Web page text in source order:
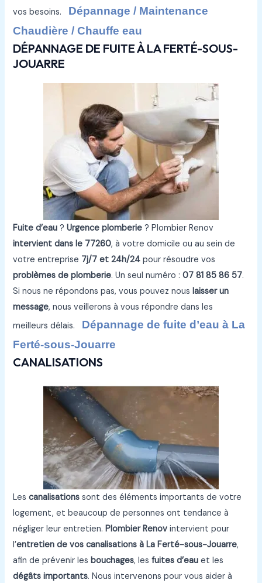
vos besoins. Dépannage / Maintenance
Chaudière / Chauffe eau
DÉPANNAGE DE FUITE À LA FERTÉ-SOUS-
JOUARRE
Fuite d’eau ?Urgence plomberie ? Plombier Renov
intervient dans le 77260, à votre domicile ou au sein de
votre entreprise 7j/7 et 24h/24 pour résoudre vos
problèmes de plomberie. Un seul numéro :07 81 85 86 57.
Si nous ne répondons pas, vous pouvez nous laisser un
message, nous veillerons à vous répondre dans les
meilleurs délais. Dépannage de fuite d’eau à La
Ferté-sous-Jouarre
CANALISATIONS
Lescanalisations sont des éléments importants de votre
logement, et beaucoup de personnes ont tendance à
négliger leur entretien.Plombier Renov intervient pour
l’entretien de vos canalisations à La Ferté-sous-Jouarre,
afin de prévenir lesbouchages, lesfuites d’eau et les
dégâts importants. Nous intervenons pour vous aider à